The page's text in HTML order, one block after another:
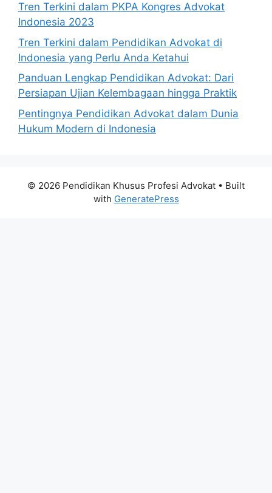
Tren Terkini dalam PKPA Kongres Advokat
Indonesia 2023
Tren Terkini dalam Pendidikan Advokat di
Indonesia yang Perlu Anda Ketahui
Panduan Lengkap Pendidikan Advokat: Dari
Persiapan Ujian Kelembagaan hingga Praktik
Pentingnya Pendidikan Advokat dalam Dunia
Hukum Modern di Indonesia
© 2026 Pendidikan Khusus Profesi Advokat • Built
with GeneratePress